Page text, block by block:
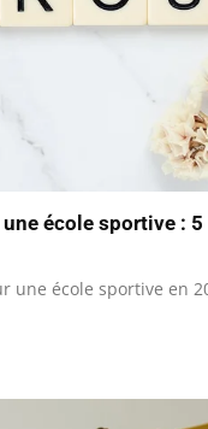
école sportive :
école sportive en